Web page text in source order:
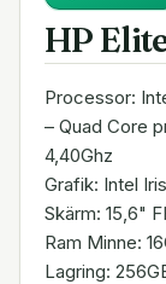
HP
Processor:
– Quad Core
4,40Ghz
Grafik: Intel
Skärm: 15,6"
Ram Minne:
Lagring: